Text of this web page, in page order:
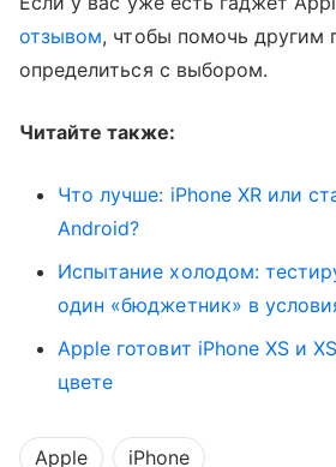
отзывом, чтобы помочь другим
определиться с выбором.
Читайте также:
Что лучше: iPhone XR или
Android?
Испытание холодом:
один «бюджетник» в
Apple готовит iPhone XS и
цвете
Apple iPhone